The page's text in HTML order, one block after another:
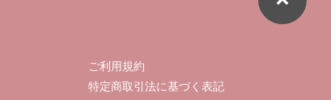
ご利用規約
特定商取引法に基づく表記